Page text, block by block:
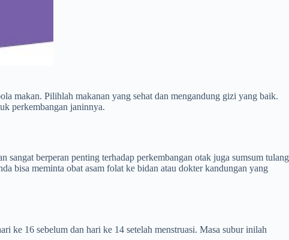
makan. Pilihlah makanan yang sehat dan mengandung gizi yang baik.
perkembangan janinnya.
berperan penting terhadap perkembangan otak juga sumsum tulang
bisa meminta obat asam folat ke bidan atau dokter kandungan yang
ke 16 sebelum dan hari ke 14 setelah menstruasi. Masa subur inilah